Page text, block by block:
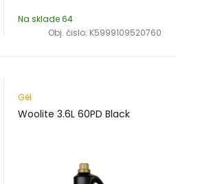
Na sklade 64
Obj. čislo: K5999109520760
Gél
Woolite 3.6L 60PD Black